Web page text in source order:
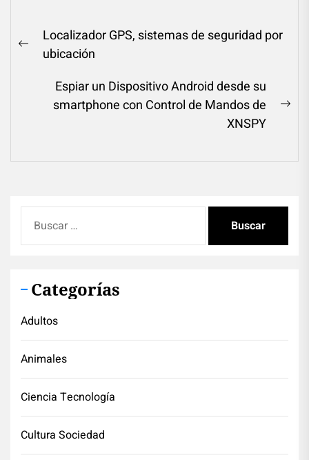
Navegación
de
Previous
Localizador GPS, sistemas de seguridad por
ubicación
Espiar un Dispositivo Android desde su
smartphone con Control de Mandos de
XNSPY
Categorías
Adultos
Animales
Ciencia Tecnología
Cultura Sociedad